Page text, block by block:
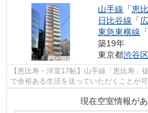
山手線 「恵
日比谷線 「
東急東横線
築19年
東京都渋谷
【恵比寿・洋室17帖】山手線「恵比寿」
で余裕ある生活を送っていただくことが
現在空室情報があ